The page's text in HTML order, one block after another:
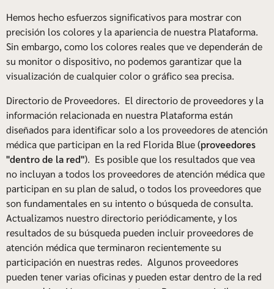
Hemos hecho esfuerzos significativos para mostrar con
precisión los colores y la apariencia de nuestra Plataforma.
Sin embargo, como los colores reales que ve dependerán de
su monitor o dispositivo, no podemos garantizar que la
visualización de cualquier color o gráfico sea precisa.
Directorio de Proveedores. El directorio de proveedores y la
información relacionada en nuestra Plataforma están
diseñados para identificar solo a los proveedores de atención
médica que participan en la red Florida Blue (proveedores
"dentro de la red"). Es posible que los resultados que vea
no incluyan a todos los proveedores de atención médica que
participan en su plan de salud, o todos los proveedores que
son fundamentales en su intento o búsqueda de consulta.
Actualizamos nuestro directorio periódicamente, y los
resultados de su búsqueda pueden incluir proveedores de
atención médica que terminaron recientemente su
participación en nuestras redes. Algunos proveedores
pueden tener varias oficinas y pueden estar dentro de la red